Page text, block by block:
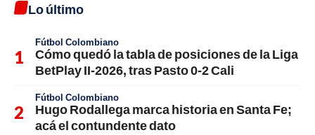
Lo último
Fútbol Colombiano
Cómo quedó la tabla de posiciones de la Liga
BetPlay II-2026, tras Pasto 0-2 Cali
Fútbol Colombiano
Hugo Rodallega marca historia en Santa Fe;
acá el contundente dato